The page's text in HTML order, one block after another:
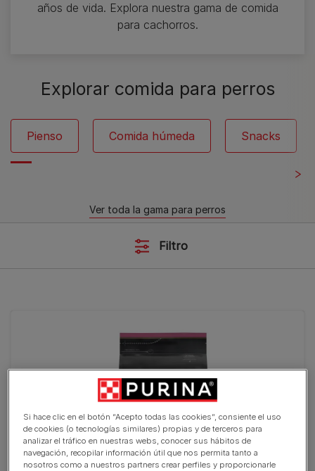
años de vida. Explora nuestra gama de comida
para cachorros.
Explorar comida para perros
Pienso Comida húmeda Snacks
Ver toda la gama para perros
Filtro
Si hace clic en el botón “Acepto todas las cookies”, consiente el uso
de cookies (o tecnologías similares) propias y de terceros para
analizar el tráfico en nuestras webs, conocer sus hábitos de
navegación, recopilar información útil que nos permita tanto a
nosotros como a nuestros partners crear perfiles y proporcionarle